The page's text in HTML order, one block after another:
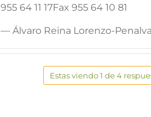
955 64 11 17Fax 955 64 10 81
— Álvaro Reina Lorenzo-Penalva
Estas viendo 1 de 4